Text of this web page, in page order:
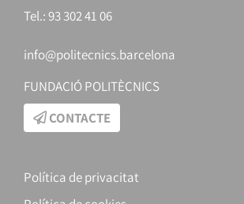
Tel.: 93 302 41 06
info@politecnics.barcelona
FUNDACIÓ POLITÈCNICS
CONTACTE
Política de privacitat